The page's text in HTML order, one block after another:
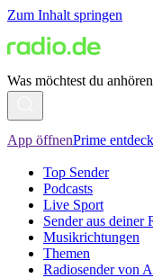
Zum Inhalt springen
Was möchtest du
App öffnenPrime
Top Sender
Podcasts
Live Sport
Sender aus deiner
Musikrichtungen
Themen
Radiosender von